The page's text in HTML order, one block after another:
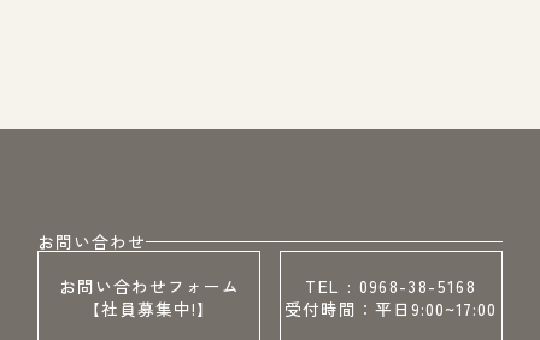
お問い合わせ
お問い合わせフォーム
【社員募集中!】
TEL : 0968-38-5168
受付時間：平日9:00~17:00